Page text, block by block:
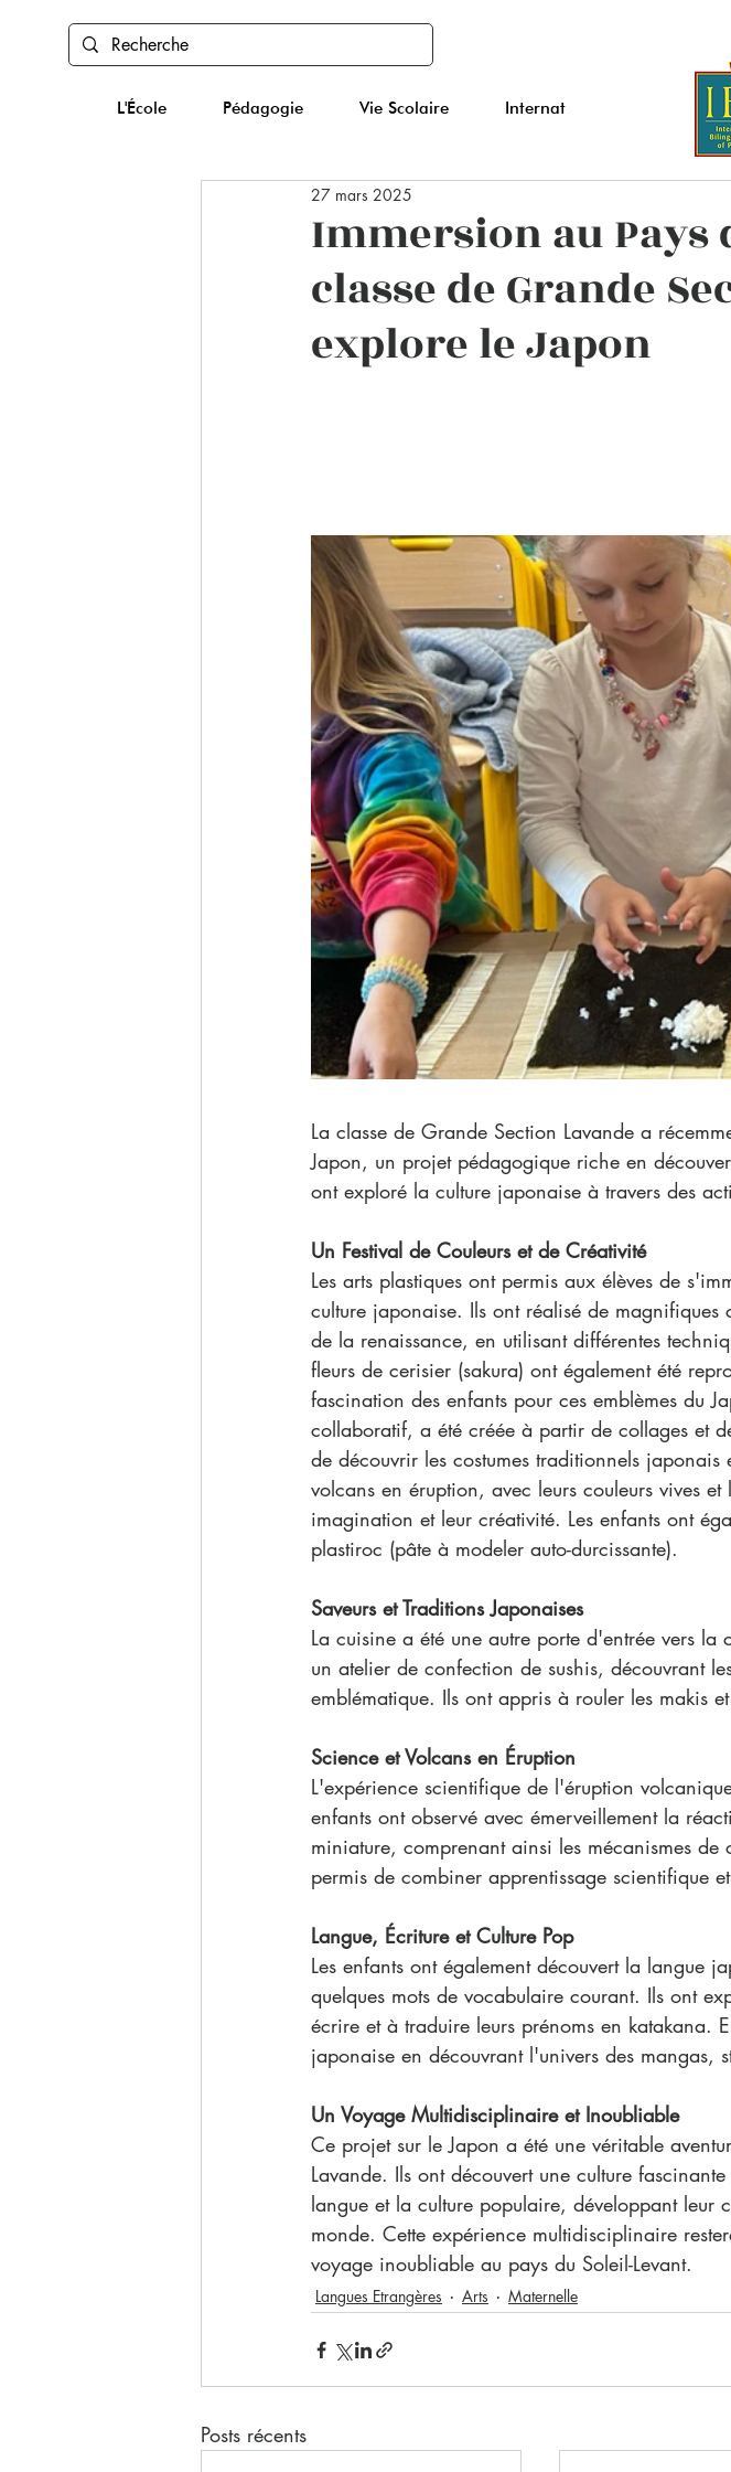
L'École Pédagogie Vie Scolaire Internat
Immersion au Pays
classe de Grande
explore le Japon
27 mars 2025
La classe de Grande Section Lavande a
Japon, un projet pédagogique riche en
ont exploré la culture japonaise à travers des
Un Festival de Couleurs et de Créativité
Les arts plastiques ont permis aux élèves de
culture japonaise. Ils ont réalisé de magnifiques
de la renaissance, en utilisant différentes
fleurs de cerisier (sakura) ont également été
fascination des enfants pour ces emblèmes du
collaboratif, a été créée à partir de collages et
de découvrir les costumes traditionnels japonais
volcans en éruption, avec leurs couleurs vives
imagination et leur créativité. Les enfants ont
plastiroc (pâte à modeler auto-durcissante).
Saveurs et Traditions Japonaises
La cuisine a été une autre porte d'entrée vers
un atelier de confection de sushis, découvrant
emblématique. Ils ont appris à rouler les makis
Science et Volcans en Éruption
L'expérience scientifique de l'éruption
enfants ont observé avec émerveillement la
miniature, comprenant ainsi les mécanismes
permis de combiner apprentissage scientifique
Langue, Écriture et Culture Pop
Les enfants ont également découvert la langue
quelques mots de vocabulaire courant. Ils ont
écrire et à traduire leurs prénoms en katakana.
japonaise en découvrant l'univers des mangas,
Un Voyage Multidisciplinaire et Inoubliable
Ce projet sur le Japon a été une véritable
Lavande. Ils ont découvert une culture
langue et la culture populaire, développant leur
monde. Cette expérience multidisciplinaire
voyage inoubliable au pays du Soleil-Levant.
Langues Etrangères Arts Maternelle
Posts récents